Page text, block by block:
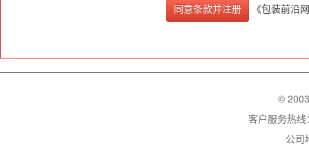
同意条款并注册 《包装前沿
©
客户服务热
公司